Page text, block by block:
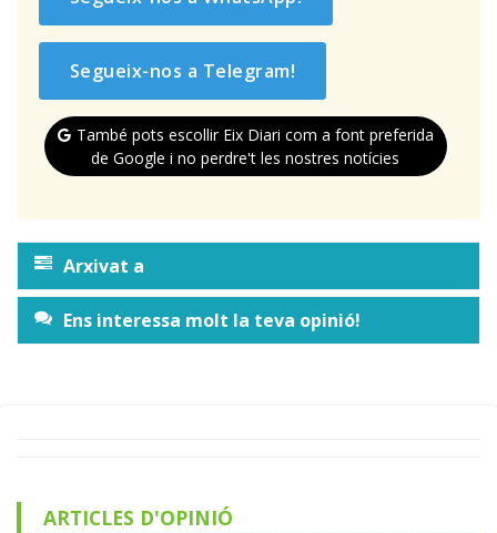
Segueix-nos a Telegram!
També pots escollir Eix Diari com a font preferida
de Google i no perdre't les nostres notícies
Arxivat a
Ens interessa molt la teva opinió!
ARTICLES D'OPINIÓ